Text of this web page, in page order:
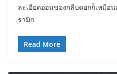
ละเอียดอ่อนของกลีบดอกก็เหมือ
รามิก
Read More